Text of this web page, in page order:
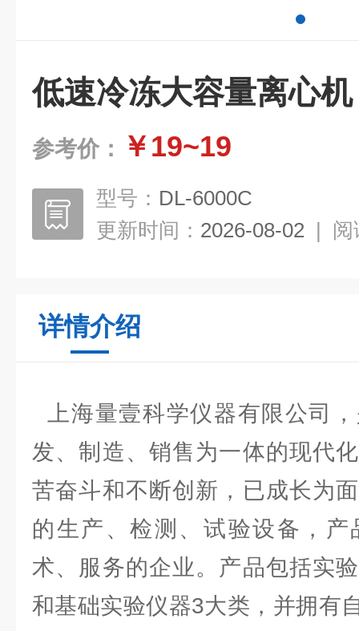
低速冷冻大容量离心机
参考价： ￥19~19
型号： DL-6000C
更新时间： 2026-08-02 | 阅
详情介绍
上海量壹科学仪器有限公司
发、制造、销售为一体的现代
苦奋斗和不断创新，已成长为
的生产、检测、试验设备，
术、服务的企业。产品包括实
和基础实验仪器3大类，并拥有